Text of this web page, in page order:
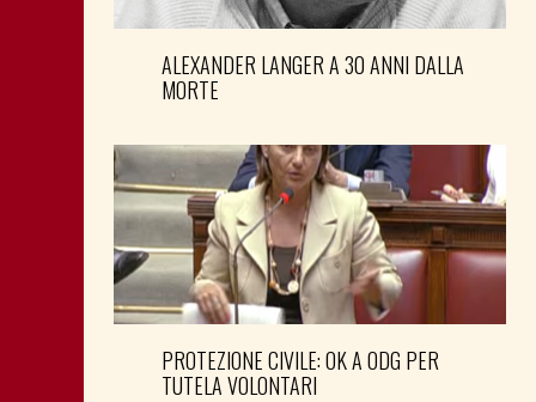
ALEXANDER LANGER A 30 ANNI DALLA
MORTE
PROTEZIONE CIVILE: OK A ODG PER
TUTELA VOLONTARI